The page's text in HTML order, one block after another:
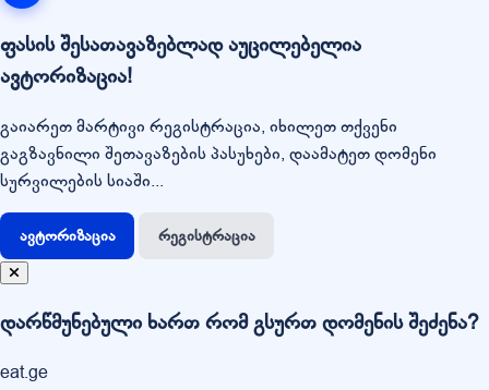
ფასის შესათავაზებლად აუცილებელია
ავტორიზაცია!
გაიარეთ მარტივი რეგისტრაცია, იხილეთ თქვენი
გაგზავნილი შეთავაზების პასუხები, დაამატეთ დომენი
სურვილების სიაში...
ავტორიზაცია რეგისტრაცია
დარწმუნებული ხართ რომ გსურთ დომენის შეძენა?
eat.ge